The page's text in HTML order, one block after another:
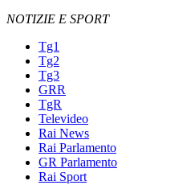
NOTIZIE E SPORT
Tg1
Tg2
Tg3
GRR
TgR
Televideo
Rai News
Rai Parlamento
GR Parlamento
Rai Sport